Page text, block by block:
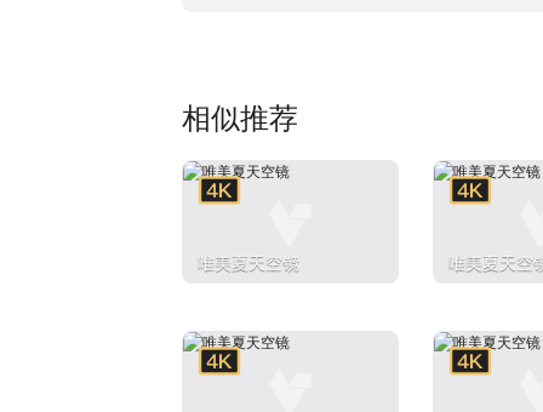
相似推荐
唯美夏天空镜 唯美夏天空